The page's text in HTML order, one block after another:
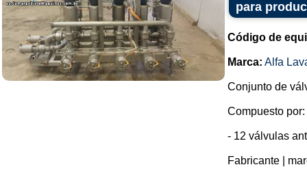
para
Código de
Marca: Alfa
Conjunto de
Compuesto por:
- 12 válvulas
Fabricante |